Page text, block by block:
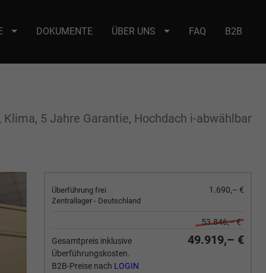
: selector2._domainkey Points to address or value: selector2-aee-
DOKUMENTE ÜBER UNS FAQ B2B
5 Jahre Garantie, Hochdach i-abwählbar
Überführung frei
Zentrallager - Deutschland
1.690,– €
53.846,– €
Gesamtpreis inklusive
Überführungskosten.
B2B-Preise nach LOGIN
49.919,– €